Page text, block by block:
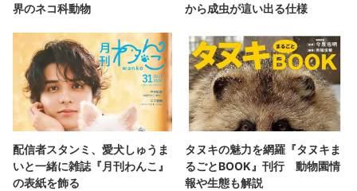
界のネコ科動物
から成虫が這い出る仕様
配信者スタンミ、愛犬しゅうま
いと一緒に雑誌『月刊わんこ』
の表紙を飾る
タヌキの魅力を網羅『タヌキま
るごとBOOK』刊行 動物園情
報や生態も解説